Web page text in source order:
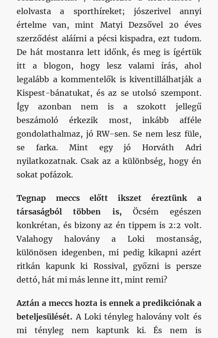
elolvasta a sporthíreket; jószerivel annyi
értelme van, mint Matyi Dezsővel 20 éves
szerződést aláírni a pécsi kispadra, ezt tudom.
De hát mostanra lett időnk, és meg is ígértük
itt a blogon, hogy lesz valami írás, ahol
legalább a kommentelők is kiventillálhatják a
Kispest-bánatukat, és az se utolsó szempont.
Így azonban nem is a szokott jellegű
beszámoló érkezik most, inkább afféle
gondolathalmaz, jó RW-sen. Se nem lesz füle,
se farka. Mint egy jó Horváth Adri
nyilatkozatnak. Csak az a különbség, hogy én
sokat pofázok.
Tegnap meccs előtt ikszet éreztünk a
társaságból többen is, Öcsém egészen
konkrétan, és bizony az én tippem is 2:2 volt.
Valahogy halovány a Loki mostanság,
különösen idegenben, mi pedig kikapni azért
ritkán kapunk ki Rossival, győzni is persze
dettó, hát mi más lenne itt, mint remi?
Aztán a meccs hozta is ennek a predikciónak a
beteljesülését. A Loki tényleg halovány volt és
mi tényleg nem kaptunk ki. És nem is